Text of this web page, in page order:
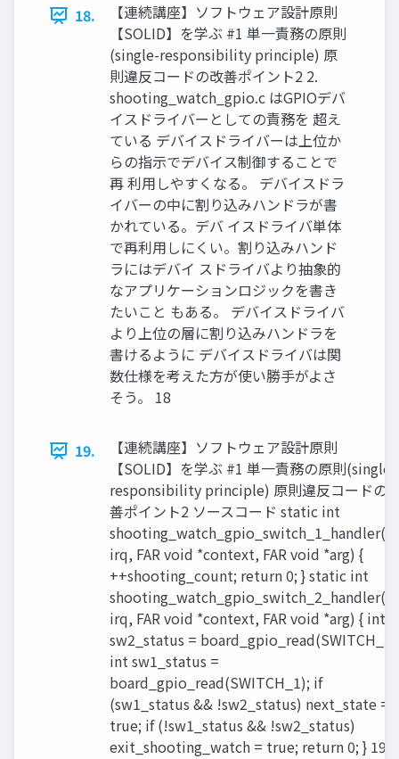
18.
【連続講座】ソフトウェア設計原則
【SOLID】を学ぶ #1 単一責務の原則
(single-responsibility principle) 原
則違反コードの改善ポイント2 2.
shooting_watch_gpio.c はGPIOデバ
イスドライバーとしての責務を 超え
ている デバイスドライバーは上位か
らの指示でデバイス制御することで
再 利用しやすくなる。 デバイスドラ
イバーの中に割り込みハンドラが書
かれている。デバ イスドライバ単体
で再利用しにくい。割り込みハンド
ラにはデバイ スドライバより抽象的
なアプリケーションロジックを書き
たいこと もある。 デバイスドライバ
より上位の層に割り込みハンドラを
書けるように デバイスドライバは関
数仕様を考えた方が使い勝手がよさ
そう。 18
19.
【連続講座】ソフトウェア設計原則
【SOLID】を学ぶ #1 単一責務の原則(single-
responsibility principle) 原則違反コードの
善ポイント2 ソースコード static int
irq, FAR void *context, FAR void *arg) {
++shooting_count; return 0; } static int
irq, FAR void *context, FAR void *arg) { int
sw2_status =
int sw1_status =
board_gpio_read(SWITCH_1); if
(sw1_status && !sw2_status) next_state =
true; if (!sw1_status && !sw2_status)
exit_shooting_watch = true; return 0; } 19